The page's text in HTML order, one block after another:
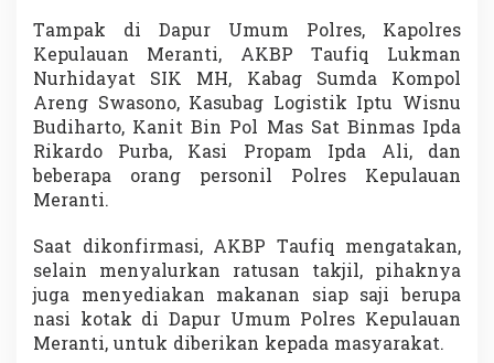
t
u
s
a
n
T
k
j
k
e
P
e
n
g
Tampak di Dapur Umum Polres, Kapolres
Kepulauan Meranti, AKBP Taufiq Lukman
Nurhidayat SIK MH, Kabag Sumda Kompol
Areng Swasono, Kasubag Logistik Iptu Wisnu
Budiharto, Kanit Bin Pol Mas Sat Binmas Ipda
Rikardo Purba, Kasi Propam Ipda Ali, dan
beberapa orang personil Polres Kepulauan
Meranti.
Saat dikonfirmasi, AKBP Taufiq mengatakan,
selain menyalurkan ratusan takjil, pihaknya
juga menyediakan makanan siap saji berupa
nasi kotak di Dapur Umum Polres Kepulauan
Meranti, untuk diberikan kepada masyarakat.